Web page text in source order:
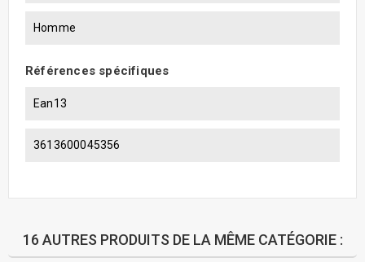
Homme
Références spécifiques
Ean13
3613600045356
16 AUTRES PRODUITS DE LA MÊME CATÉGORIE :